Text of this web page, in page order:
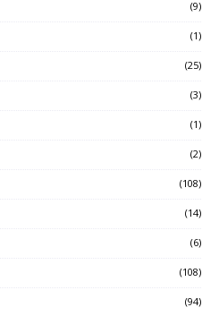
(9)
(1)
(25)
(3)
(1)
(2)
(108)
(14)
(6)
(108)
(94)